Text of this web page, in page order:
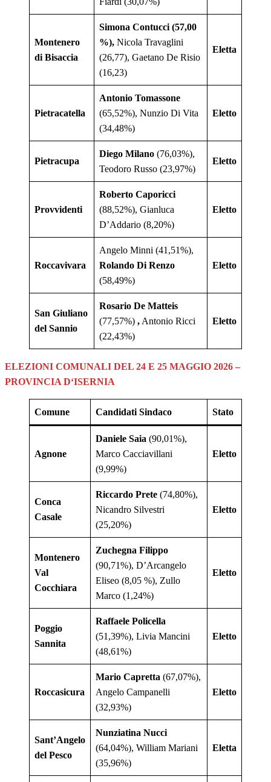
Montenero
di Bisaccia
Simona Contucci (57,00
%), Nicola Travaglini
(26,77), Gaetano De Risio
(16,23)
Eletta
Pietracatella
Antonio Tomassone
(65,52%), Nunzio Di Vita
(34,48%)
Eletto
Pietracupa
Diego Milano (76,03%),
Teodoro Russo (23,97%)
Eletto
Provvidenti
Roberto Caporicci
(88,52%), Gianluca
D’Addario (8,20%)
Eletto
Roccavivara
Angelo Minni (41,51%),
Rolando Di Renzo
(58,49%)
Eletto
San Giuliano
del Sannio
Rosario De Matteis
(77,57%) , Antonio Ricci
(22,43%)
Eletto
ELEZIONI COMUNALI DEL 24 E 25 MAGGIO 2026 –
PROVINCIA D‘ISERNIA
Comune Candidati Sindaco Stato
Agnone
Daniele Saia (90,01%),
Marco Cacciavillani
(9,99%)
Eletto
Conca
Casale
Riccardo Prete (74,80%),
Nicandro Silvestri
(25,20%)
Eletto
Montenero
Val
Cocchiara
Zuchegna Filippo
(90,71%), D’Arcangelo
Eliseo (8,05 %), Zullo
Marco (1,24%)
Eletto
Poggio
Sannita
Raffaele Policella
(51,39%), Livia Mancini
(48,61%)
Eletto
Roccasicura
Mario Capretta (67,07%),
Angelo Campanelli
(32,93%)
Eletto
Sant’Angelo
del Pesco
Nunziatina Nucci
(64,04%), William Mariani
(35,96%)
Eletta